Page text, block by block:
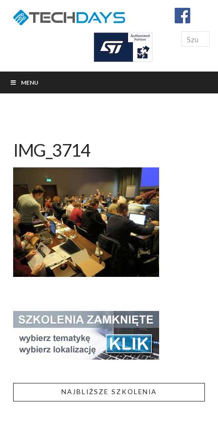
Search
MENU
IMG_3714
NAJBLIŻSZE SZKOLENIA